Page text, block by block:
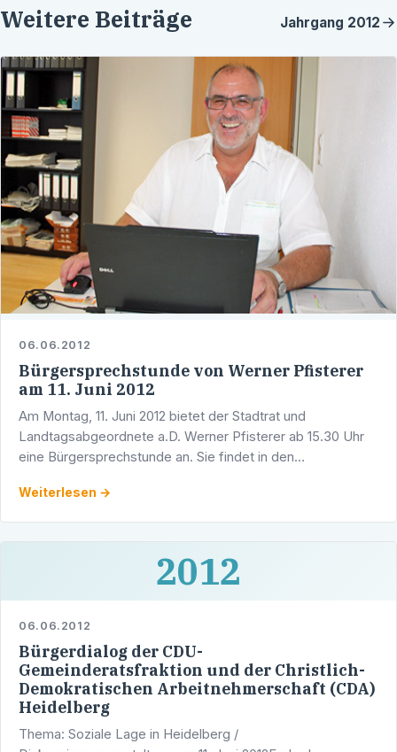
Weitere Beiträge Jahrgang 2012
06.06.2012
Bürgersprechstunde von Werner Pfisterer
am 11. Juni 2012
Am Montag, 11. Juni 2012 bietet der Stadtrat und
Landtagsabgeordnete a.D. Werner Pfisterer ab 15.30 Uhr
eine Bürgersprechstunde an. Sie findet in den
Adlerstraße 1/5, …
Weiterlesen →
2012
06.06.2012
Bürgerdialog der CDU-
Gemeinderatsfraktion und der Christlich-
Demokratischen Arbeitnehmerschaft (CDA)
Heidelberg
Thema: Soziale Lage in Heidelberg /